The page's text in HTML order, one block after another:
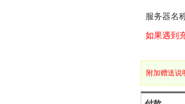
服务器名
如果遇到
附加赠送说